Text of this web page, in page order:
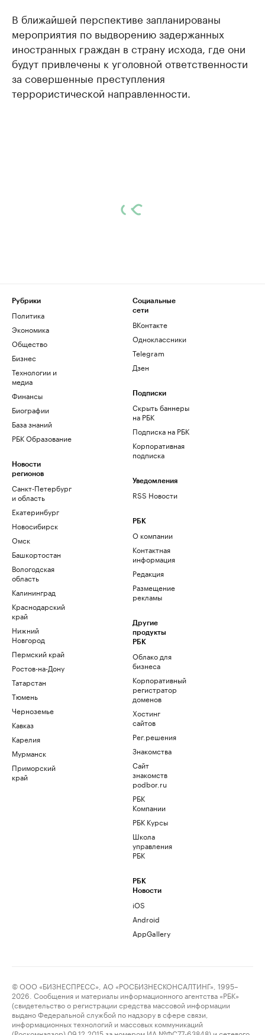
В ближайшей перспективе запланированы
мероприятия по выдворению задержанных
иностранных граждан в страну исхода, где они
будут привлечены к уголовной ответственности
за совершенные преступления
террористической направленности.
Рубрики
Политика
Экономика
Общество
Бизнес
Технологии и
медиа
Финансы
Биографии
База знаний
РБК Образование
Новости
регионов
Санкт-Петербург
и область
Екатеринбург
Новосибирск
Омск
Башкортостан
Вологодская
область
Калининград
Краснодарский
край
Нижний
Новгород
Пермский край
Ростов-на-Дону
Татарстан
Тюмень
Черноземье
Кавказ
Карелия
Мурманск
Приморский
край
Социальные
сети
ВКонтакте
Одноклассники
Telegram
Дзен
Подписки
Скрыть баннеры
на РБК
Подписка на РБК
Корпоративная
подписка
Уведомления
RSS Новости
РБК
О компании
Контактная
информация
Редакция
Размещение
рекламы
Другие
продукты
РБК
Облако для
бизнеса
Корпоративный
регистратор
доменов
Хостинг
сайтов
Рег.решения
Знакомства
Сайт
знакомств
podbor.ru
РБК
Компании
РБК Курсы
Школа
управления
РБК
РБК
Новости
iOS
Android
AppGallery
© ООО «БИЗНЕСПРЕСС», АО «РОСБИЗНЕСКОНСАЛТИНГ», 1995–
2026. Сообщения и материалы информационного агентства «РБК»
(свидетельство о регистрации средства массовой информации
выдано Федеральной службой по надзору в сфере связи,
информационных технологий и массовых коммуникаций